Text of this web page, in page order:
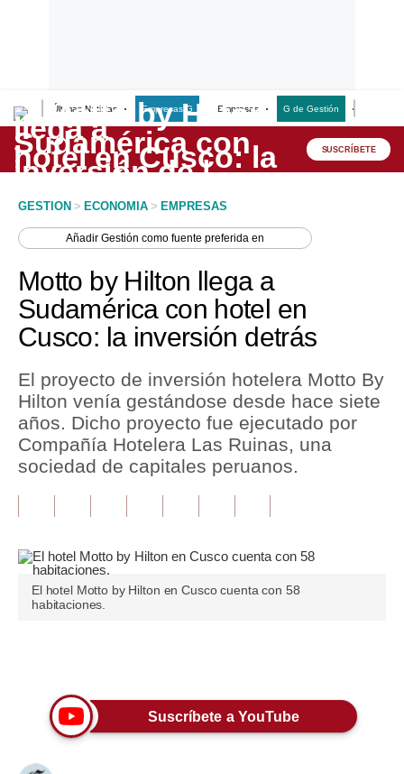
Últimas Noticias Empresas G Empresas G de Gestión
Lo último
Peru Quiosco
Economía
Mercados
Política
Tu Dinero
Finanzas Personales
Tendencias
Lujo
SUSCRÍBETE
GESTION > ECONOMIA > EMPRESAS
AñadirGestión como fuente preferida en
Motto by Hilton llega a
Sudamérica con hotel en
Cusco: la inversión detrás
El proyecto de inversión hotelera Motto By
Hilton venía gestándose desde hace siete
años. Dicho proyecto fue ejecutado por
Compañía Hotelera Las Ruinas, una
sociedad de capitales peruanos.
El hotel Motto by Hilton en Cusco cuenta con 58
habitaciones.
Suscríbete a YouTube